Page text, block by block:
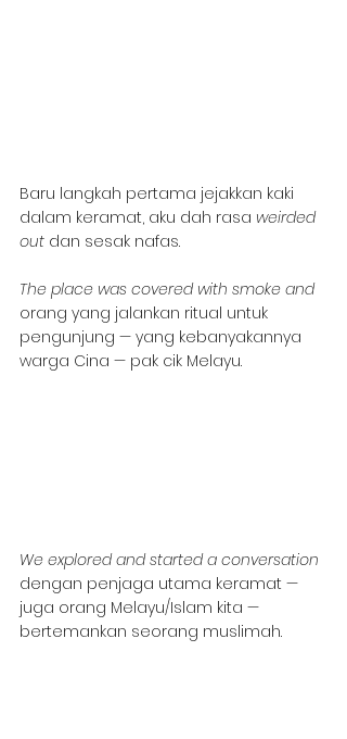
Baru langkah pertama jejakkan kaki
dalam keramat, aku dah rasa weirded
out dan sesak nafas.
The place was covered with smoke and
orang yang jalankan ritual untuk
pengunjung — yang kebanyakannya
warga Cina — pak cik Melayu.
We explored and started a conversation
dengan penjaga utama keramat —
juga orang Melayu/Islam kita —
bertemankan seorang muslimah.